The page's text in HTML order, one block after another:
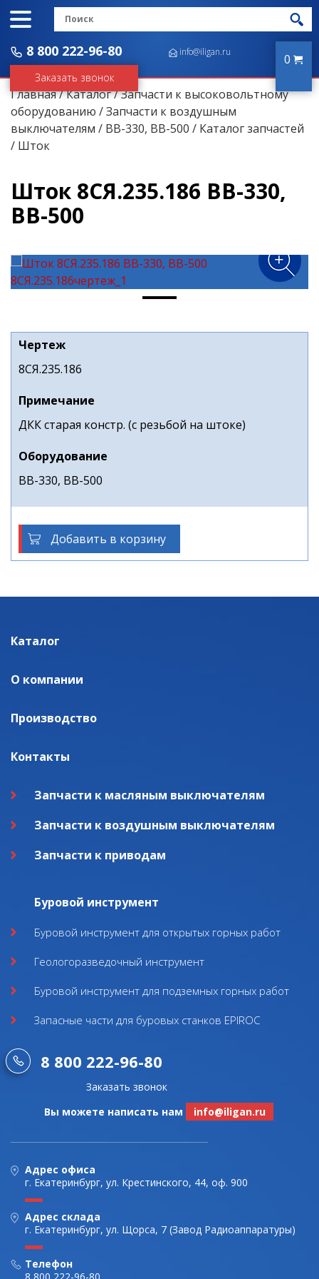
8 800 222-96-80
Заказать звонок
info@iligan.ru 0
Главная/Каталог/Запчасти к высоковольтному
оборудованию /Запчасти к воздушным
выключателям / ВВ-330, ВВ-500 / Каталог запчастей
/ Шток
Шток 8СЯ.235.186 ВВ-330,
ВВ-500
Чертеж
8СЯ.235.186
Примечание
ДКК старая констр. (с резьбой на штоке)
Оборудование
ВВ-330, ВВ-500
Добавить в корзину
Каталог
О компании
Производство
Контакты
Запчасти к масляным выключателям
Запчасти к воздушным выключателям
Запчасти к приводам
Буровой инструмент
Буровой инструмент для открытых горных работ
Геологоразведочный инструмент
Буровой инструмент для подземных горных работ
Запасные части для буровых станков EPIROC
8 800 222-96-80
Заказать звонок
Вы можете написать нам
info@iligan.ru
Адрес офиса
г. Екатеринбург, ул. Крестинского, 44, оф. 900
Адрес склада
г. Екатеринбург, ул. Щорса, 7 (Завод Радиоаппаратуры)
Телефон